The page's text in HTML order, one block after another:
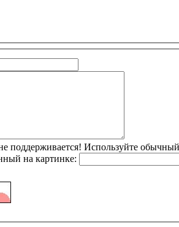
поддерживается! Используйте обычный
на картинке: